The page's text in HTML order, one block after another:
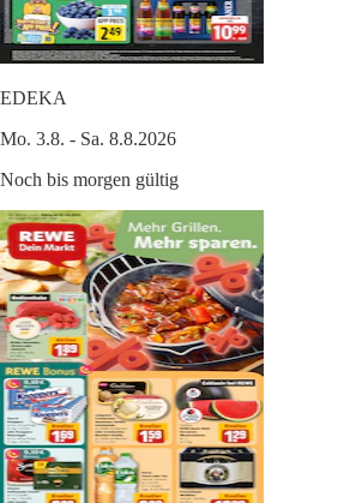
EDEKA
Mo. 3.8. - Sa. 8.8.2026
Noch bis morgen gültig